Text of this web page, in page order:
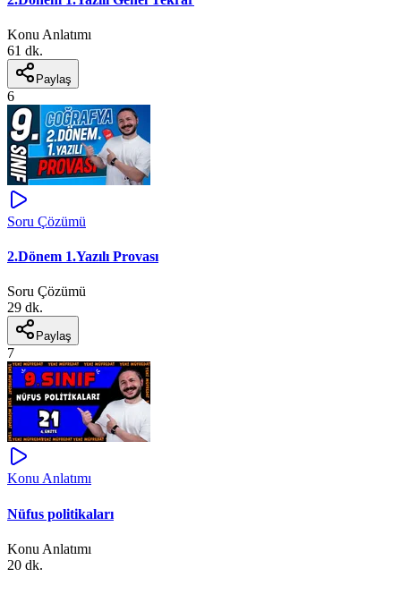
Konu Anlatımı
61 dk.
Paylaş
6
Soru Çözümü
2.Dönem 1.Yazılı Provası
Soru Çözümü
29 dk.
Paylaş
7
Konu Anlatımı
Nüfus politikaları
Konu Anlatımı
20 dk.